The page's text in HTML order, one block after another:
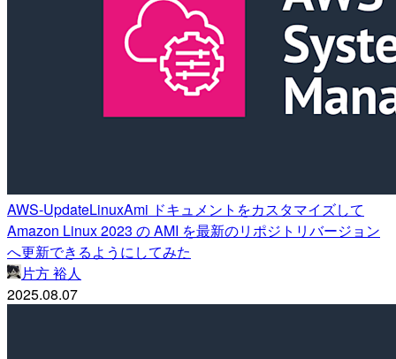
AWS-UpdateLinuxAmi ドキュメントをカスタマイズして
Amazon Linux 2023 の AMI を最新のリポジトリバージョン
へ更新できるようにしてみた
片方 裕人
2025.08.07